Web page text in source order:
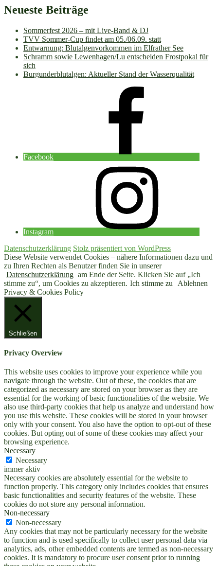
Neueste Beiträge
Sommerfest 2026 – mit Live-Band & DJ
TVV Sommer-Cup findet am 05./06.09. statt
Entwarnung: Blutalgenvorkommen im Elfrather See
Schramm sowie Lewenhagen/Lu entscheiden Frostpokal für
sich
Burgunderblutalgen: Aktueller Stand der Wasserqualität
Facebook
Instagram
Datenschutzerklärung Stolz präsentiert von WordPress
Diese Website verwendet Cookies – nähere Informationen dazu und
zu Ihren Rechten als Benutzer finden Sie in unserer
Datenschutzerklärung am Ende der Seite. Klicken Sie auf „Ich
stimme zu“, um Cookies zu akzeptieren. Ich stimme zu
Ablehnen
Privacy & Cookies Policy
Schließen
Privacy Overview
This website uses cookies to improve your experience while you
navigate through the website. Out of these, the cookies that are
categorized as necessary are stored on your browser as they are
essential for the working of basic functionalities of the website. We
also use third-party cookies that help us analyze and understand how
you use this website. These cookies will be stored in your browser
only with your consent. You also have the option to opt-out of these
cookies. But opting out of some of these cookies may affect your
browsing experience.
Necessary
Necessary
immer aktiv
Necessary cookies are absolutely essential for the website to
function properly. This category only includes cookies that ensures
basic functionalities and security features of the website. These
cookies do not store any personal information.
Non-necessary
Non-necessary
Any cookies that may not be particularly necessary for the website
to function and is used specifically to collect user personal data via
analytics, ads, other embedded contents are termed as non-necessary
cookies. It is mandatory to procure user consent prior to running